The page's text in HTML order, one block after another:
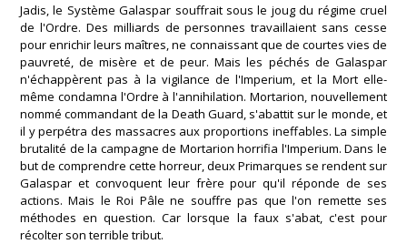
Jadis, le Système Galaspar souffrait sous le joug du régime cruel
de l'Ordre. Des milliards de personnes travaillaient sans cesse
pour enrichir leurs maîtres, ne connaissant que de courtes vies de
pauvreté, de misère et de peur. Mais les péchés de Galaspar
n'échappèrent pas à la vigilance de l'Imperium, et la Mort elle-
même condamna l'Ordre à l'annihilation. Mortarion, nouvellement
nommé commandant de la Death Guard, s'abattit sur le monde, et
il y perpétra des massacres aux proportions ineffables. La simple
brutalité de la campagne de Mortarion horrifia l'Imperium. Dans le
but de comprendre cette horreur, deux Primarques se rendent sur
Galaspar et convoquent leur frère pour qu'il réponde de ses
actions. Mais le Roi Pâle ne souffre pas que l'on remette ses
méthodes en question. Car lorsque la faux s'abat, c'est pour
récolter son terrible tribut.